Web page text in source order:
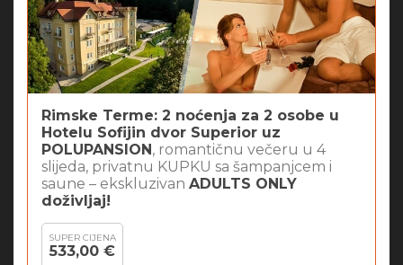
Rimske Terme: 2 noćenja za 2 osobe u
Hotelu Sofijin dvor Superior uz
POLUPANSION, romantičnu večeru u 4
slijeda, privatnu KUPKU sa šampanjcem i
saune – ekskluzivan ADULTS ONLY
doživljaj!
SUPER CIJENA
533,00 €